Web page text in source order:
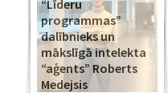
“Līderu
programmas”
dalībnieks un
mākslīgā intelekta
“aģents” Roberts
Medejsis